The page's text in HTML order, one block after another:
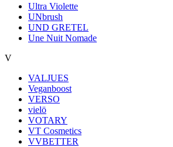
Ultra Violette
UNbrush
UND GRETEL
Une Nuit Nomade
V
VALJUES
Veganboost
VERSO
vielö
VOTARY
VT Cosmetics
VVBETTER